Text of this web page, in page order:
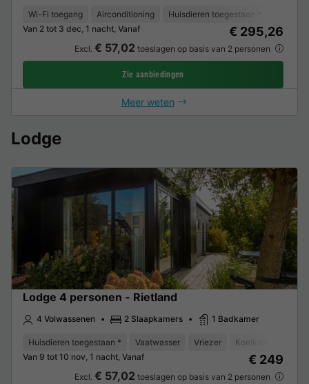
Wi-Fi toegang Airconditioning Huisdieren toegestaan *
Van 2 tot 3 dec, 1 nacht, Vanaf
€ 295,26
Excl. € 57,02 toeslagen op basis van 2 personen
Zie aanbiedingen
Meer weten
Lodge
Lodge 4 personen - Rietland
4 Volwassenen 2 Slaapkamers 1 Badkamer
Huisdieren toegestaan * Vaatwasser Vriezer Koelkast
Van 9 tot 10 nov, 1 nacht, Vanaf
€ 249
Excl. € 57,02 toeslagen op basis van 2 personen